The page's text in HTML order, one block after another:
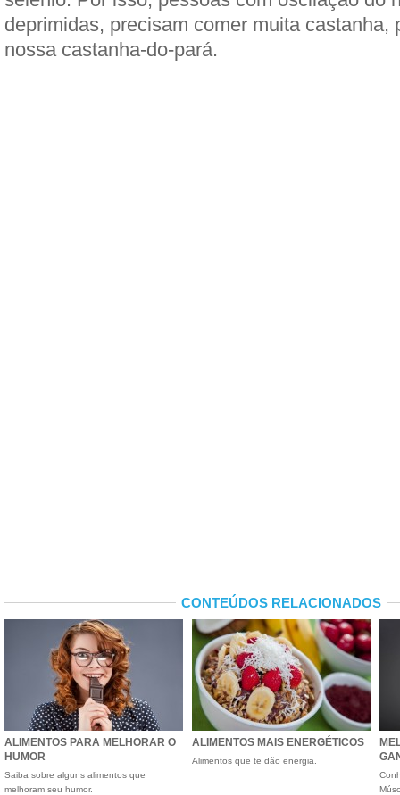
deprimidas, precisam comer muita castanha,
nossa castanha-do-pará.
CONTEÚDOS RELACIONADOS
ALIMENTOS PARA MELHORAR O
HUMOR
Saiba sobre alguns alimentos que
melhoram seu humor.
ALIMENTOS MAIS ENERGÉTICOS
Alimentos que te dão energia.